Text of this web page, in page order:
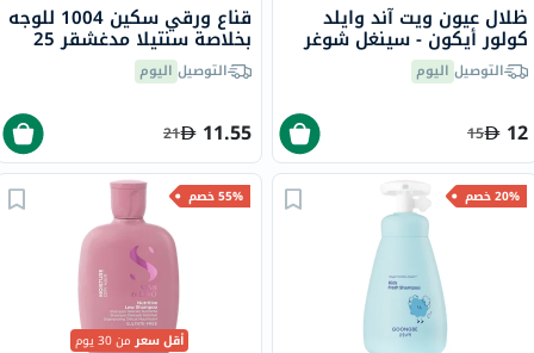
ظلال عيون ويت آند وايلد
كولور أيكون - سينغل شوغر
التوصيل اليوم
12
15
قناع ورقي سكين 1004 للوجه
بخلاصة سنتيلا مدغشقر 25
ملالتوصيل اليوم
11.55
21
20% خصم 55% خصم
أقل سعرمن 30 يوم